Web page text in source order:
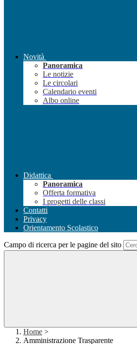
Novità
Panoramica
Le notizie
Le circolari
Calendario eventi
Albo online
Didattica
Panoramica
Offerta formativa
I progetti delle classi
Contatti
Privacy
Orientamento Scolastico
Campo di ricerca per le pagine del sito
Home >
Amministrazione Trasparente